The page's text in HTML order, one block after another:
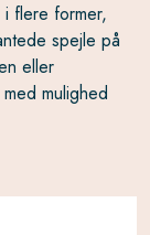
flere former,
spejle på
eller
mulighed